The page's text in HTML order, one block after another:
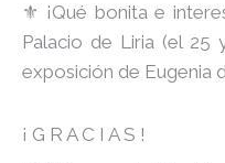
⚜️ ¡Qué bonita e
Palacio de Liria (el
exposición de Eugenia
¡ G R A C I A S !